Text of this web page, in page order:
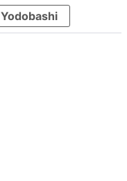
Yodobashi